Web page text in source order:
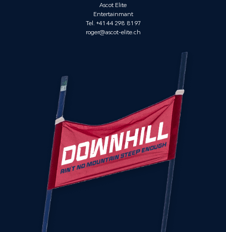
Ascot Elite
Entertainmant
Tel. +41 44 298 81 97
roger@ascot-elite.ch